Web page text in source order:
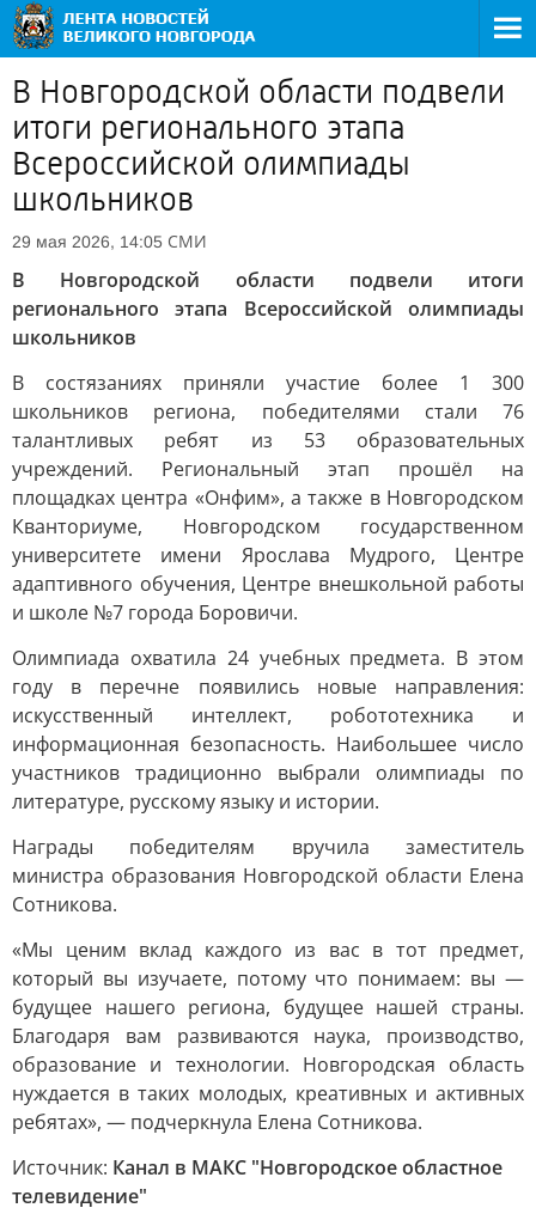
В Новгородской области подвели
итоги регионального этапа
Всероссийской олимпиады
школьников
29 мая 2026, 14:05 СМИ
В Новгородской области подвели итоги
регионального этапа Всероссийской олимпиады
школьников
В состязаниях приняли участие более 1 300
школьников региона, победителями стали 76
талантливых ребят из 53 образовательных
учреждений. Региональный этап прошёл на
площадках центра «Онфим», а также в Новгородском
Кванториуме, Новгородском государственном
университете имени Ярослава Мудрого, Центре
адаптивного обучения, Центре внешкольной работы
и школе №7 города Боровичи.
Олимпиада охватила 24 учебных предмета. В этом
году в перечне появились новые направления:
искусственный интеллект, робототехника и
информационная безопасность. Наибольшее число
участников традиционно выбрали олимпиады по
литературе, русскому языку и истории.
Награды победителям вручила заместитель
министра образования Новгородской области Елена
Сотникова.
«Мы ценим вклад каждого из вас в тот предмет,
который вы изучаете, потому что понимаем: вы —
будущее нашего региона, будущее нашей страны.
Благодаря вам развиваются наука, производство,
образование и технологии. Новгородская область
нуждается в таких молодых, креативных и активных
ребятах», — подчеркнула Елена Сотникова.
Источник: Канал в МАКС "Новгородское областное
телевидение"